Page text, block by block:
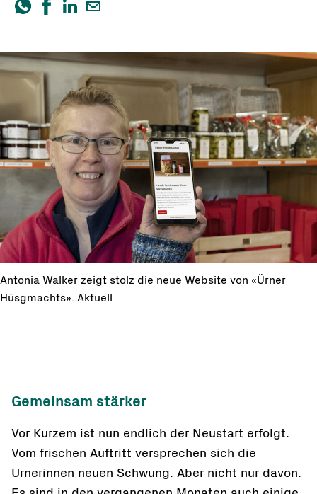
Antonia Walker zeigt stolz die neue Website von «Ürner
Hüsgmachts». Aktuell
Gemeinsam stärker
Vor Kurzem ist nun endlich der Neustart erfolgt.
Vom frischen Auftritt versprechen sich die
Urnerinnen neuen Schwung. Aber nicht nur davon.